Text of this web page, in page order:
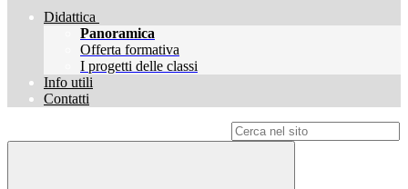
Didattica
Panoramica
Offerta formativa
I progetti delle classi
Info utili
Contatti